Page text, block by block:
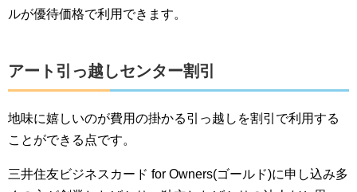
ルが優待価格で利用できます。
アート引っ越しセンター割引
地味に嬉しいのが費用の掛かる引っ越しを割引で利用する
ことができる点です。
三井住友ビジネスカード for Owners(ゴールド)に申し込み多